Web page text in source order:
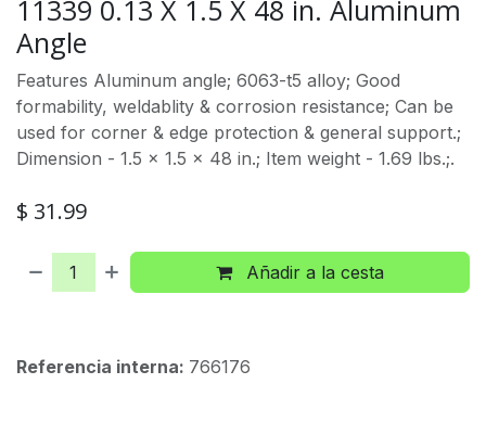
11339 0.13 X 1.5 X 48 in. Aluminum
Angle
Features Aluminum angle; 6063-t5 alloy; Good
formability, weldablity & corrosion resistance; Can be
used for corner & edge protection & general support.;
Dimension - 1.5 x 1.5 x 48 in.; Item weight - 1.69 lbs.;.
$ 31.99
Añadir a la cesta
Referencia interna: 766176